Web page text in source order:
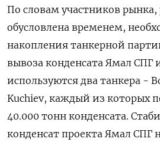
По словам участников
обусловлена временем,
накопления танкерной
вывоза конденсата ‌Ямал СПГ
используются два ​танкера -
Kuchiev, каждый ‌из которых
40.000 тонн конденсата.
конденсат проекта Ямал СПГ